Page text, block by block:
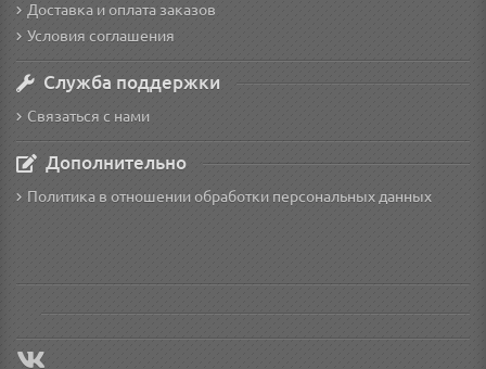
Доставка и оплата заказов
Условия соглашения
Служба поддержки
Связаться с нами
Дополнительно
Политика в отношении обработки персональных данных